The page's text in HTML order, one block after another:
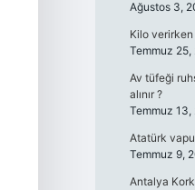
Ağustos 3,
Kilo
Temmuz 25,
Av tüfeği
alınır ?
Temmuz 13,
Atatürk
Temmuz 9,
Antalya